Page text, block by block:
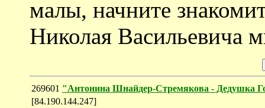
малы, начните
Николая Васильевича
269601 "Антонина Шнайдер-Стремякова - Дедушка
[84.190.144.247]